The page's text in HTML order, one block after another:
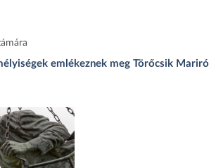
emlékeznek meg Törőcsik Mariról